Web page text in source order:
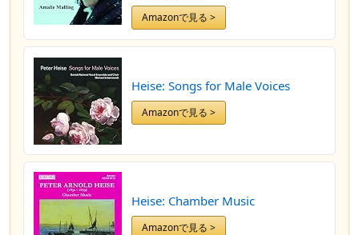
Amazonで見る >
Heise: Songs for Male Voices
Amazonで見る >
Heise: Chamber Music
Amazonで見る >